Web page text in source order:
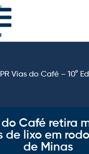
Vias do Café – 10°
do Café retira
de lixo em
de Minas